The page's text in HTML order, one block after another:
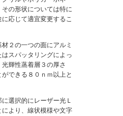
の形状については特に
応じて適宜変更するこ
２の一つの面にアルミ
スパッタリングによっ
輝性蒸着層３の厚さ
できる８０ｎｍ以上と
選択的にレーザー光Ｌ
より、線状模様や文字